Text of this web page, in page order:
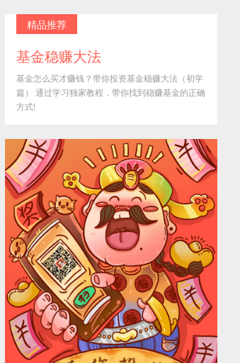
精品推荐
基金稳赚大法
基金怎么买才赚钱？带你投资基金稳赚大法（初学
篇） 通过学习独家教程，带你找到稳赚基金的正确
方式!